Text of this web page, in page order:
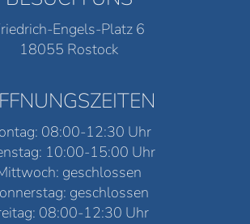
Engels-Platz 6
18055 Rostock
08:00-12:30 Uhr
10:00-15:00 Uhr
geschlossen
geschlossen
08:00-12:30 Uhr